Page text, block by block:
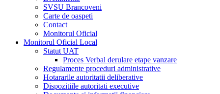
SVSU Brancoveni
Carte de oaspeti
Contact
Monitorul Oficial
Monitorul Oficial Local
Statut UAT
Proces Verbal derulare etape vanzare
Regulamente proceduri administrative
Hotararile autoritatii deliberative
Dispozitiile autoritati executive